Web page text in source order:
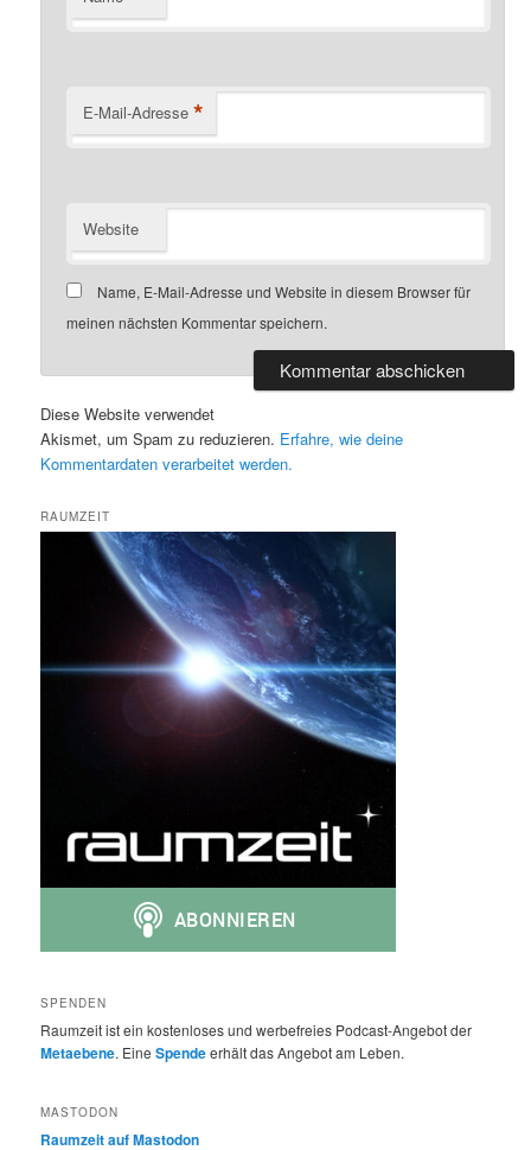
E-Mail-Adresse *
Website
Name, E-Mail-Adresse und Website in diesem Browser für
meinen nächsten Kommentar speichern.
Diese Website verwendet
Akismet, um Spam zu reduzieren. Erfahre, wie deine
Kommentardaten verarbeitet werden.
RAUMZEIT
SPENDEN
Raumzeit ist ein kostenloses und werbefreies Podcast-Angebot der
Metaebene. EineSpendeerhält das Angebot am Leben.
MASTODON
Raumzeit auf Mastodon